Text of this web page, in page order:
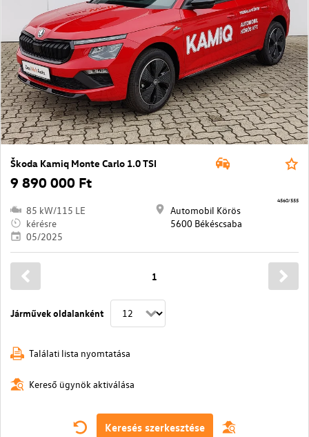
Škoda Kamiq Monte Carlo 1.0 TSI
9 890 000 Ft
85 kW/115 LE
kérésre
05/2025
Automobil Körös
5600 Békéscsaba
4560/555
Járművek oldalanként
1
Találati lista nyomtatása
Kereső ügynök aktiválása
Keresés szerkesztése